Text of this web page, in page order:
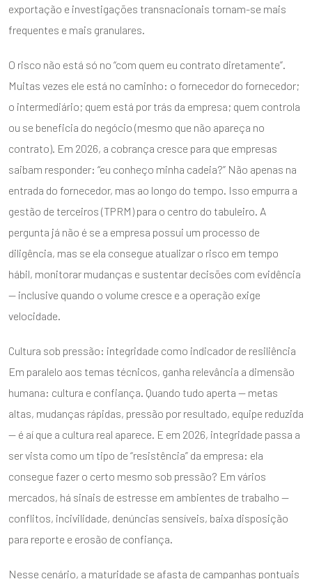
exportação e investigações transnacionais tornam-se mais
frequentes e mais granulares.
O risco não está só no “com quem eu contrato diretamente”.
Muitas vezes ele está no caminho: o fornecedor do fornecedor;
o intermediário; quem está por trás da empresa; quem controla
ou se beneficia do negócio (mesmo que não apareça no
contrato). Em 2026, a cobrança cresce para que empresas
saibam responder: “eu conheço minha cadeia?” Não apenas na
entrada do fornecedor, mas ao longo do tempo. Isso empurra a
gestão de terceiros (TPRM) para o centro do tabuleiro. A
pergunta já não é se a empresa possui um processo de
diligência, mas se ela consegue atualizar o risco em tempo
hábil, monitorar mudanças e sustentar decisões com evidência
— inclusive quando o volume cresce e a operação exige
velocidade.
Cultura sob pressão: integridade como indicador de resiliência
Em paralelo aos temas técnicos, ganha relevância a dimensão
humana: cultura e confiança. Quando tudo aperta — metas
altas, mudanças rápidas, pressão por resultado, equipe reduzida
— é aí que a cultura real aparece. E em 2026, integridade passa a
ser vista como um tipo de “resistência” da empresa: ela
consegue fazer o certo mesmo sob pressão? Em vários
mercados, há sinais de estresse em ambientes de trabalho —
conflitos, incivilidade, denúncias sensíveis, baixa disposição
para reporte e erosão de confiança.
Nesse cenário, a maturidade se afasta de campanhas pontuais
ENVIAR